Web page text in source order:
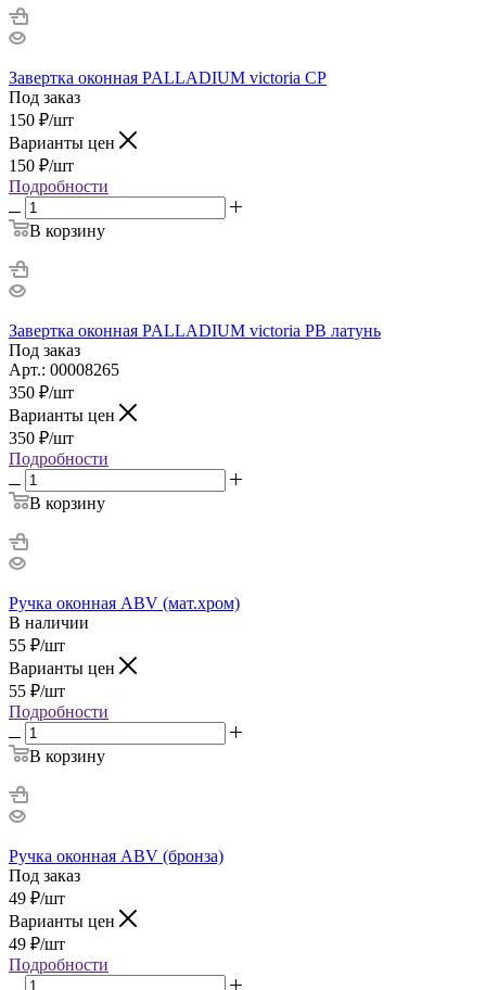
Завертка оконная PALLADIUM victoria CP
Под заказ
150 ₽/шт
Варианты цен
150 ₽/шт
Подробности
В корзину
Завертка оконная PALLADIUM victoria PB латунь
Под заказ
Арт.: 00008265
350 ₽/шт
Варианты цен
350 ₽/шт
Подробности
В корзину
Ручка оконная ABV (мат.хром)
В наличии
55 ₽/шт
Варианты цен
55 ₽/шт
Подробности
В корзину
Ручка оконная ABV (бронза)
Под заказ
49 ₽/шт
Варианты цен
49 ₽/шт
Подробности